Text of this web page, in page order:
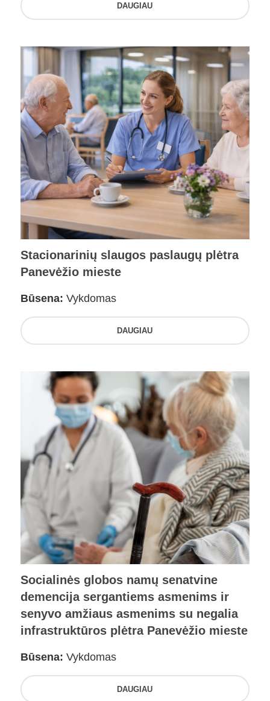
DAUGIAU
Stacionarinių slaugos paslaugų plėtra
Panevėžio mieste
Būsena: Vykdomas
DAUGIAU
Socialinės globos namų senatvine
demencija sergantiems asmenims ir
senyvo amžiaus asmenims su negalia
infrastruktūros plėtra Panevėžio mieste
Būsena: Vykdomas
DAUGIAU